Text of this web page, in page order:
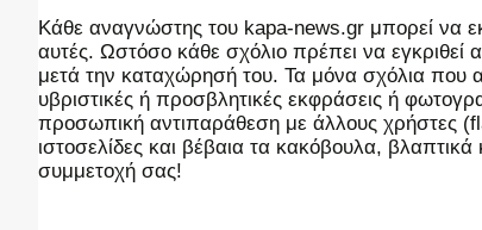
Kάθε αναγνώστης του kapa-news.gr μπορεί να
αυτές. Ωστόσο κάθε σχόλιο πρέπει να εγκριθεί
μετά την καταχώρησή του. Τα μόνα σχόλια που
υβριστικές ή προσβλητικές εκφράσεις ή
προσωπική αντιπαράθεση με άλλους χρήστες
ιστοσελίδες και βέβαια τα κακόβουλα,
συμμετοχή σας!